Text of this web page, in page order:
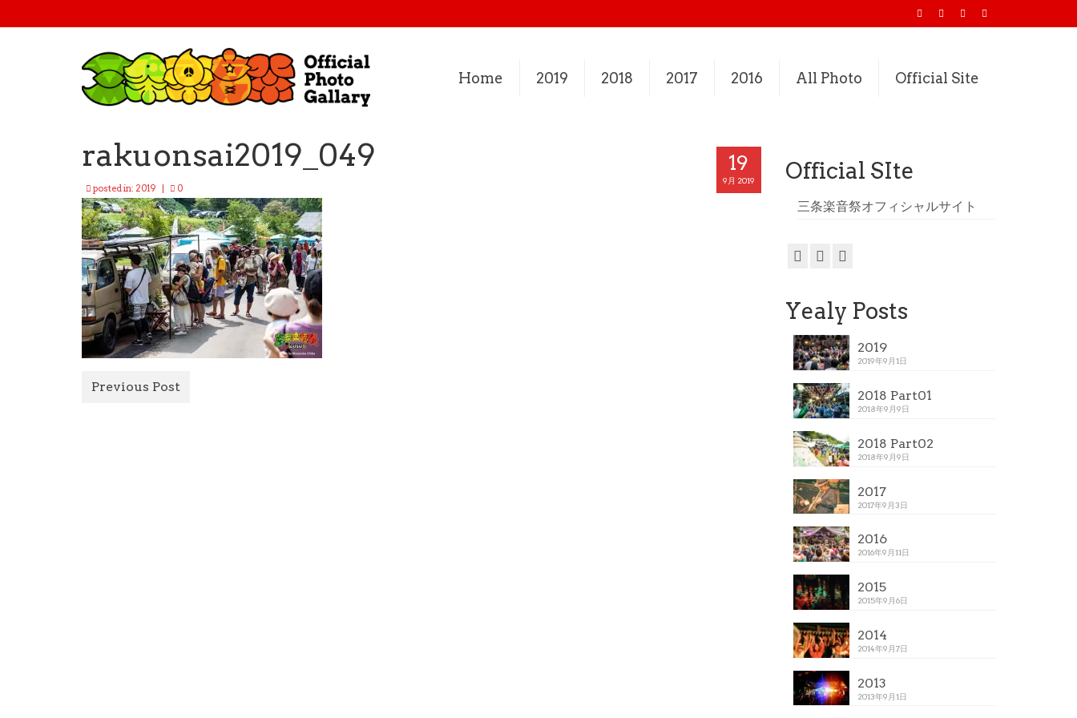
Home 2019 2018 2017 2016 All Photo Official Site
19
9月 2019
rakuonsai2019_049
posted in: 2019 0
Previous Post
Official SIte
三条楽音祭オフィシャルサイト
Yealy Posts
2019
2019年9月1日
2018 Part01
2018年9月9日
2018 Part02
2018年9月9日
2017
2017年9月3日
2016
2016年9月11日
2015
2015年9月6日
2014
2014年9月7日
2013
2013年9月1日